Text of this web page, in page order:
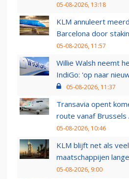
05-08-2026, 13:18
KLM annuleert
Barcelona door
05-08-2026, 11:57
Willie Walsh neemt
IndiGo: 'op naar
05-08-2026, 11:37
Transavia opent
route vanaf
05-08-2026, 10:46
KLM blijft net als
maatschappijen
05-08-2026, 9:00